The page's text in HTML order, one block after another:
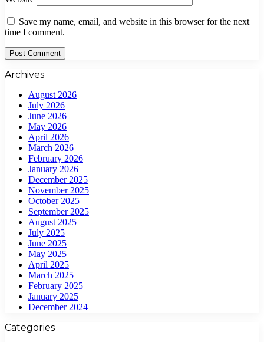
Save my name, email, and website in this browser for the next
time I comment.
Archives
August 2026
July 2026
June 2026
May 2026
April 2026
March 2026
February 2026
January 2026
December 2025
November 2025
October 2025
September 2025
August 2025
July 2025
June 2025
May 2025
April 2025
March 2025
February 2025
January 2025
December 2024
Categories